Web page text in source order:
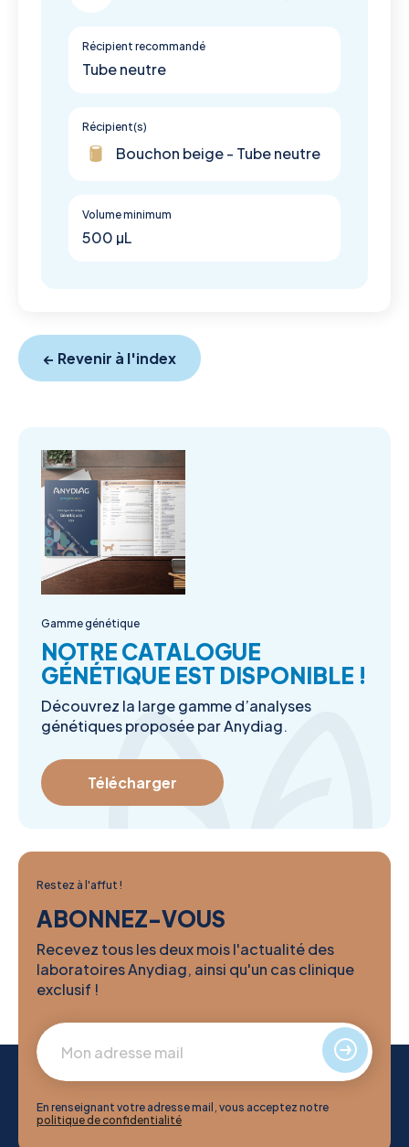
Récipient recommandé
Tube neutre
Récipient(s)
Bouchon beige - Tube neutre
Volume minimum
500 µL
← Revenir à l'index
Gamme génétique
NOTRE CATALOGUE
GÉNÉTIQUE EST DISPONIBLE !
Découvrez la large gamme d’analyses
génétiques proposée par Anydiag.
Télécharger
Restez à l'affut !
ABONNEZ-VOUS
Recevez tous les deux mois l'actualité des
laboratoires Anydiag, ainsi qu'un cas clinique
exclusif !
En renseignant votre adresse mail, vous acceptez notre
politique de confidentialité